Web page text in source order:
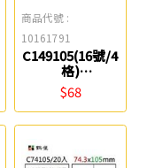
商品代號 :
10161791
C149105(16號/4
格)
148.5x105mm
A4三用電腦標籤
鶴屋
$68